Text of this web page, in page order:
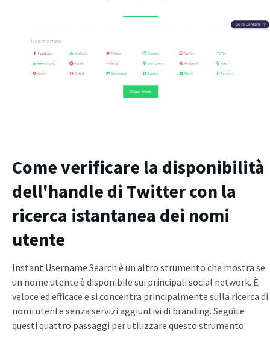
Come verificare la disponibilità
dell'handle di Twitter con la
ricerca istantanea dei nomi
utente
Instant Username Search è un altro strumento che mostra se
un nome utente è disponibile sui principali social network. È
veloce ed efficace e si concentra principalmente sulla ricerca di
nomi utente senza servizi aggiuntivi di branding. Seguite
questi quattro passaggi per utilizzare questo strumento: